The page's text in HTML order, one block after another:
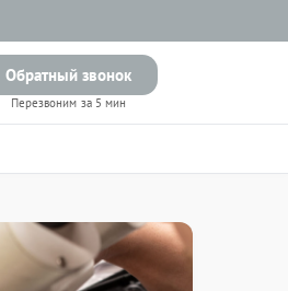
Обратный звонок
Перезвоним за 5 мин